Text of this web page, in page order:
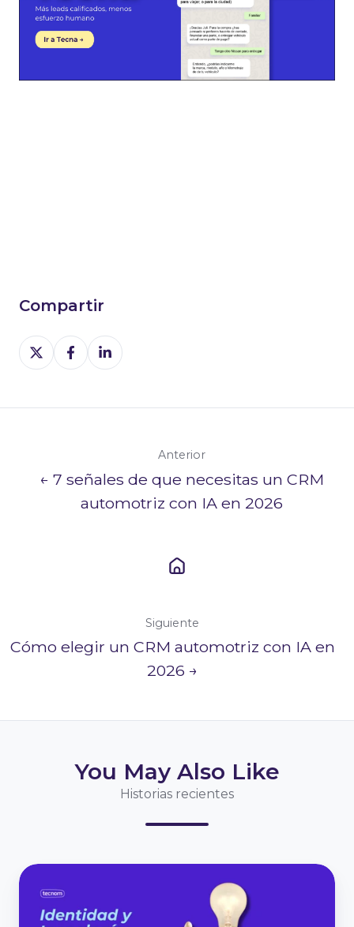
Compartir
Share
on
Share
on
Share
on
Anterior
← 7 señales de que necesitas un CRM
automotriz con IA en 2026
Siguiente
Cómo elegir un CRM automotriz con IA en
2026 →
You May Also Like
Historias recientes
Identidad
tecnología: